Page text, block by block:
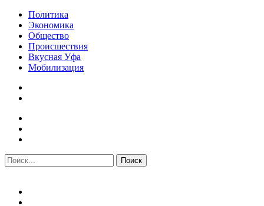
Политика
Экономика
Общество
Происшествия
Вкусная Уфа
Мобилизация